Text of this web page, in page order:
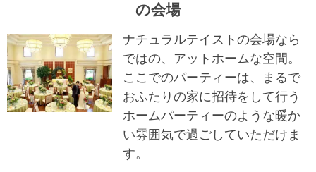
の会場
ナチュラルテイストの会場なら
ではの、アットホームな空間。
ここでのパーティーは、まるで
おふたりの家に招待をして行う
ホームパーティーのような暖か
い雰囲気で過ごしていただけま
す。